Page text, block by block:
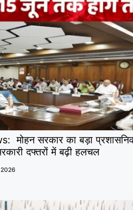
मोहन सरकार का बड़ा
दफ्तरों में बढ़ी हलचल